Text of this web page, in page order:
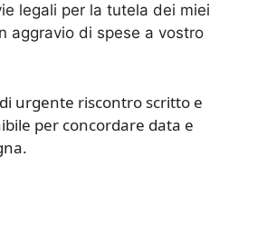
legali per la tutela dei miei
aggravio di spese a vostro
urgente riscontro scritto e
per concordare data e